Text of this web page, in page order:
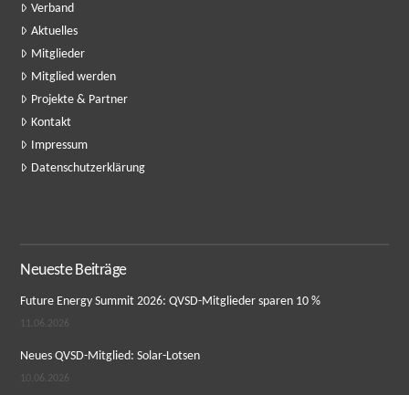
Verband
Aktuelles
Mitglieder
Mitglied werden
Projekte & Partner
Kontakt
Impressum
Datenschutzerklärung
Neueste Beiträge
Future Energy Summit 2026: QVSD-Mitglieder sparen 10 %
11.06.2026
Neues QVSD-Mitglied: Solar-Lotsen
10.06.2026